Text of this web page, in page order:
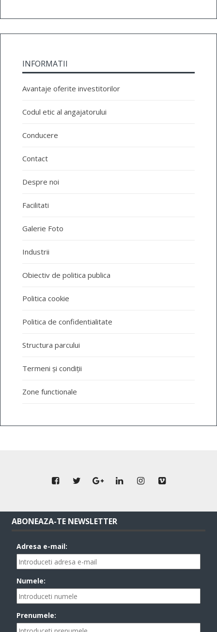
INFORMATII
Avantaje oferite investitorilor
Codul etic al angajatorului
Conducere
Contact
Despre noi
Facilitati
Galerie Foto
Industrii
Obiectiv de politica publica
Politica cookie
Politica de confidentialitate
Structura parcului
Termeni și condiții
Zone functionale
ABONEAZA-TE NEWSLETTER
Adresa e-mail:
Numele:
Prenumele: